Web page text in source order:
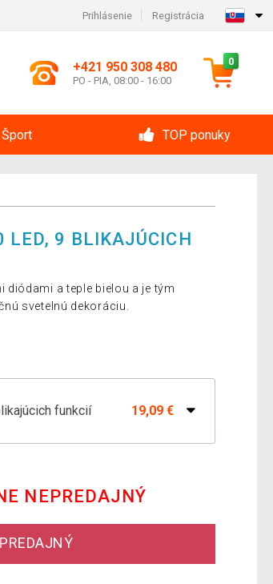
Prihlásenie Registrácia
+421 950 308 480
PO - PIA, 08:00 - 16:00
0
Šport TOP ponuky
9 BLIKAJÚCICH
diódami a teple bielou a je tým
svetelnú dekoráciu.
funkcií 19,09 €
9 blikajúcich funkcií 45,89 €
NEPREDAJNÝ